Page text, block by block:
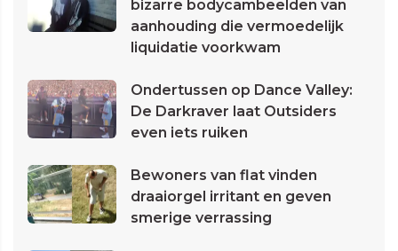
bizarre bodycambeelden van
aanhouding die vermoedelijk
liquidatie voorkwam
Ondertussen op Dance Valley:
De Darkraver laat Outsiders
even iets ruiken
Bewoners van flat vinden
draaiorgel irritant en geven
smerige verrassing